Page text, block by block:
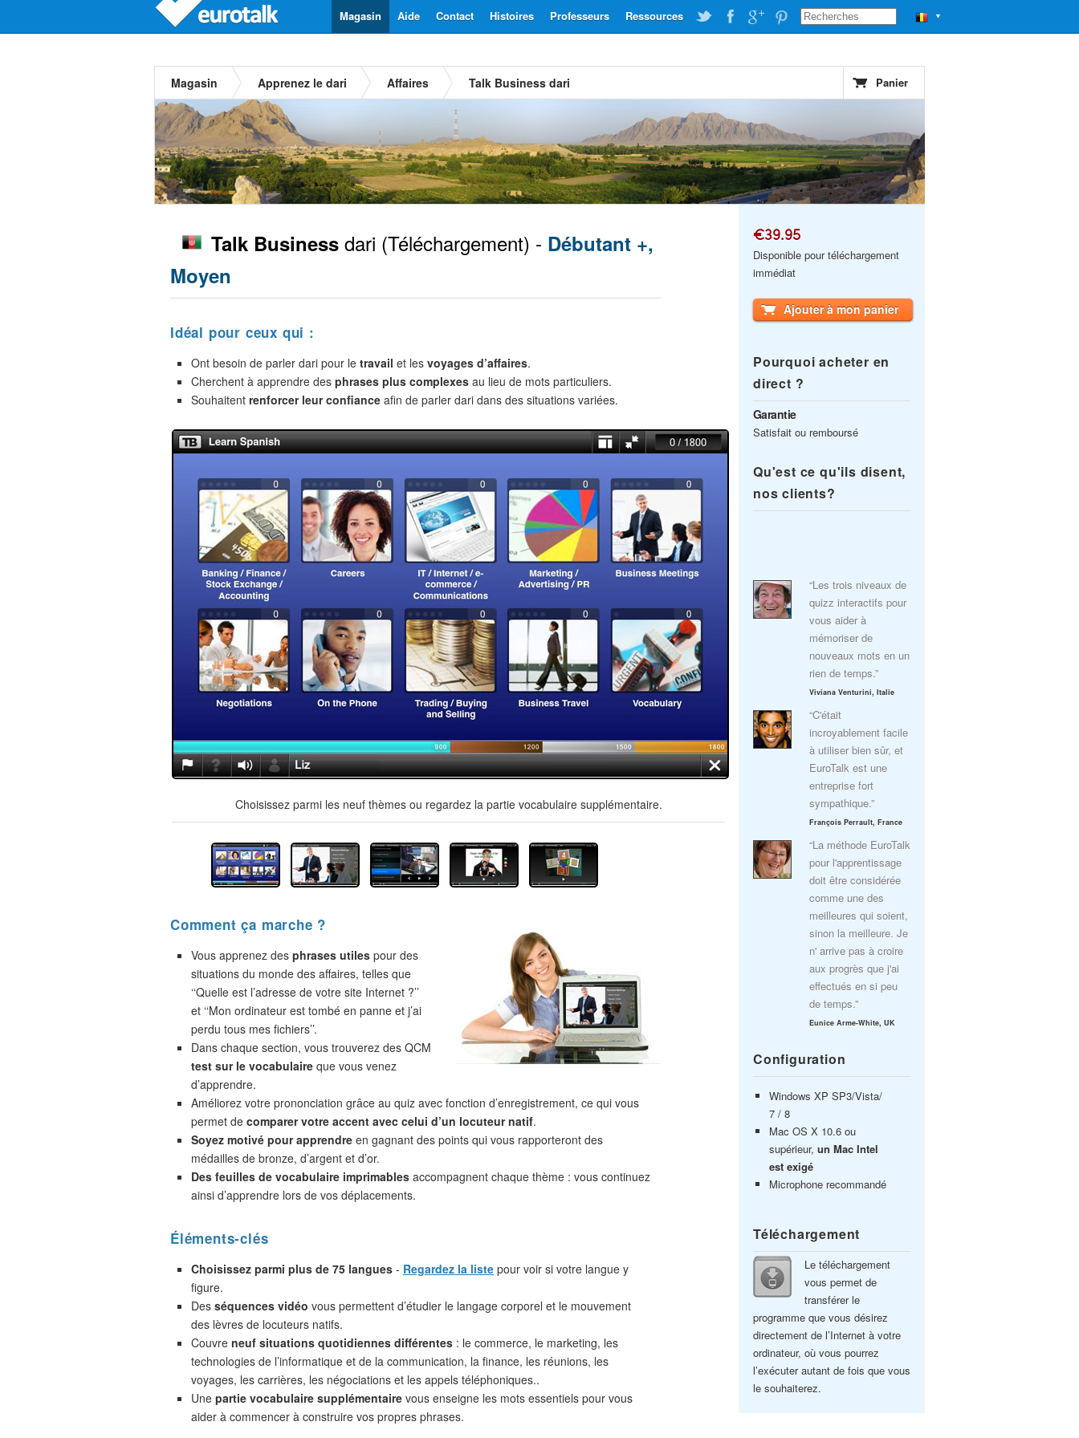
▼
Ressources
Professeurs
Histoires
Contact
Aide
Magasin
Magasin Apprenez le dari Affaires Talk Business dari Panier
Talk Business dari (Téléchargement) - Débutant +,
Moyen
Idéal pour ceux qui :
Ont besoin de parler dari pour le travail et les voyages d’affaires.
Cherchent à apprendre des phrases plus complexes au lieu de mots particuliers.
Souhaitent renforcer leur confiance afin de parler dari dans des situations variées.
Choisissez parmi les neuf thèmes ou regardez la partie vocabulaire supplémentaire.
Comment ça marche ?
Vous apprenez des phrases utiles pour des
situations du monde des affaires, telles que
‘‘Quelle est l’adresse de votre site Internet ?’’
et ‘‘Mon ordinateur est tombé en panne et j’ai
perdu tous mes fichiers’’.
Dans chaque section, vous trouverez des QCM
test sur le vocabulaire que vous venez
d’apprendre.
Améliorez votre prononciation grâce au quiz avec fonction d’enregistrement, ce qui vous
permet de comparer votre accent avec celui d’un locuteur natif.
Soyez motivé pour apprendre en gagnant des points qui vous rapporteront des
médailles de bronze, d’argent et d’or.
Des feuilles de vocabulaire imprimables accompagnent chaque thème : vous continuez
ainsi d’apprendre lors de vos déplacements.
Éléments-clés
Choisissez parmi plus de 75 langues - Regardez la liste pour voir si votre langue y
figure.
Des séquences vidéo vous permettent d’étudier le langage corporel et le mouvement
des lèvres de locuteurs natifs.
Couvre neuf situations quotidiennes différentes : le commerce, le marketing, les
technologies de l’informatique et de la communication, la finance, les réunions, les
voyages, les carrières, les négociations et les appels téléphoniques..
Une partie vocabulaire supplémentaire vous enseigne les mots essentiels pour vous
aider à commencer à construire vos propres phrases.
€39.95
Disponible pour téléchargement
immédiat
Ajouter à mon panier
Pourquoi acheter en
direct ?
Garantie
Satisfait ou remboursé
Qu'est ce qu'ils disent,
nos clients?
“Les trois niveaux de
quizz interactifs pour
vous aider à
mémoriser de
nouveaux mots en un
rien de temps.”
Viviana Venturini, Italie
“C'était
incroyablement facile
à utiliser bien sûr, et
EuroTalk est une
entreprise fort
sympathique.”
François Perrault, France
“La méthode EuroTalk
pour l'apprentissage
doit être considérée
comme une des
meilleures qui soient,
sinon la meilleure. Je
n' arrive pas à croire
aux progrès que j'ai
effectués en si peu
de temps.”
Eunice Arme-White, UK
Configuration
Windows XP SP3/Vista/
7 / 8
Mac OS X 10.6 ou
supérieur, un Mac Intel
est exigé
Microphone recommandé
Téléchargement
Le téléchargement
vous permet de
transférer le
programme que vous désirez
directement de l’Internet à votre
ordinateur, où vous pourrez
l’exécuter autant de fois que vous
le souhaiterez.